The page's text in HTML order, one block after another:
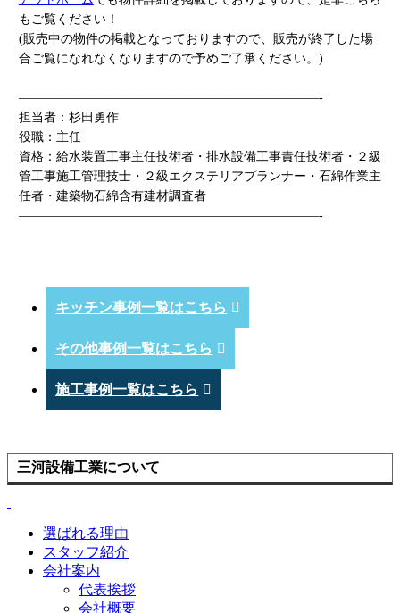
もご覧ください！
(販売中の物件の掲載となっておりますので、販売が終了した場
合ご覧になれなくなりますので予めご了承ください。)
————————————————————————-
担当者：杉田勇作
役職：主任
資格：給水装置工事主任技術者・排水設備工事責任技術者・２級
管工事施工管理技士・２級エクステリアプランナー・石綿作業主
任者・建築物石綿含有建材調査者
————————————————————————-
キッチン事例一覧はこちら
その他事例一覧はこちら
施工事例一覧はこちら
三河設備工業について
選ばれる理由
スタッフ紹介
会社案内
代表挨拶
会社概要